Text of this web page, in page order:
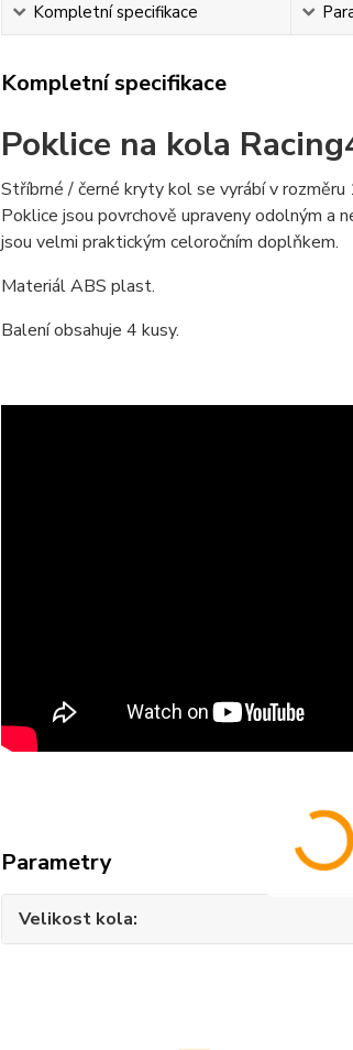
Kompletní specifikace
Kompletní specifikace
Poklice na kola
Stříbrné / černé kryty kol se vyrábí v
Poklice jsou povrchově upraveny odolným a
jsou velmi praktickým celoročním doplňkem.
Materiál ABS plast.
Balení obsahuje 4 kusy.
Parametry
Velikost kola